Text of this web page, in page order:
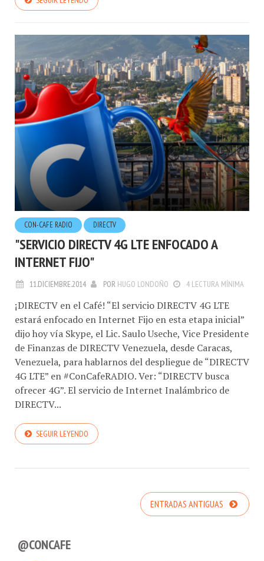
CON-CAFE RADIO DIRECTV
"SERVICIO DIRECTV 4G LTE ENFOCADO A
INTERNET FIJO"
11.DICIEMBRE.2014 POR HUGO LONDOÑO 4 LECTURA MÍNIMA
¡DIRECTV en el Café! “El servicio DIRECTV 4G LTE
estará enfocado en Internet Fijo en esta etapa inicial”
dijo hoy vía Skype, el Lic. Saulo Useche, Vice Presidente
de Finanzas de DIRECTV Venezuela, desde Caracas,
Venezuela, para hablarnos del despliegue de “DIRECTV
4G LTE” en #ConCafeRADIO. Ver: “DIRECTV busca
ofrecer 4G”. El servicio de Internet Inalámbrico de
DIRECTV...
SEGUIR LEYENDO
ENTRADAS ANTIGUAS
@CONCAFE